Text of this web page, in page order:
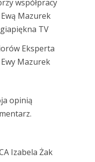
współpracy
Mazurek
TV
Eksperta
Mazurek
opinią
Izabela Żak